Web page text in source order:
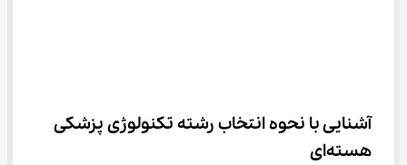
آشنایی با نحوه انتخاب رشته تکنولوژی پزشکی
هسته‌ای